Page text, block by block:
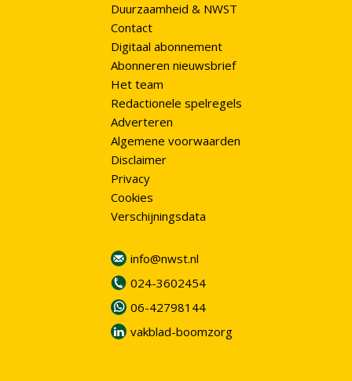
Duurzaamheid & NWST
Contact
Digitaal abonnement
Abonneren nieuwsbrief
Het team
Redactionele spelregels
Adverteren
Algemene voorwaarden
Disclaimer
Privacy
Cookies
Verschijningsdata
info@nwst.nl
024-3602454
06-42798144
vakblad-boomzorg